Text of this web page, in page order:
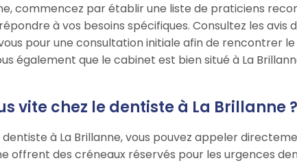
commencez par établir une liste de praticiens
à vos besoins spécifiques. Consultez les
pour une consultation initiale afin de rencontrer
également que le cabinet est bien situé à La
vite chez le dentiste à La Brillanne ?
à La Brillanne, vous pouvez appeler
offrent des créneaux réservés pour les urgences